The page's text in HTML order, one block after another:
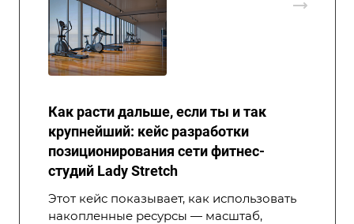
Как расти дальше, если ты и так
крупнейший: кейс разработки
позиционирования сети фитнес-
студий Lady Stretch
Этот кейс показывает, как использовать
накопленные ресурсы — масштаб,